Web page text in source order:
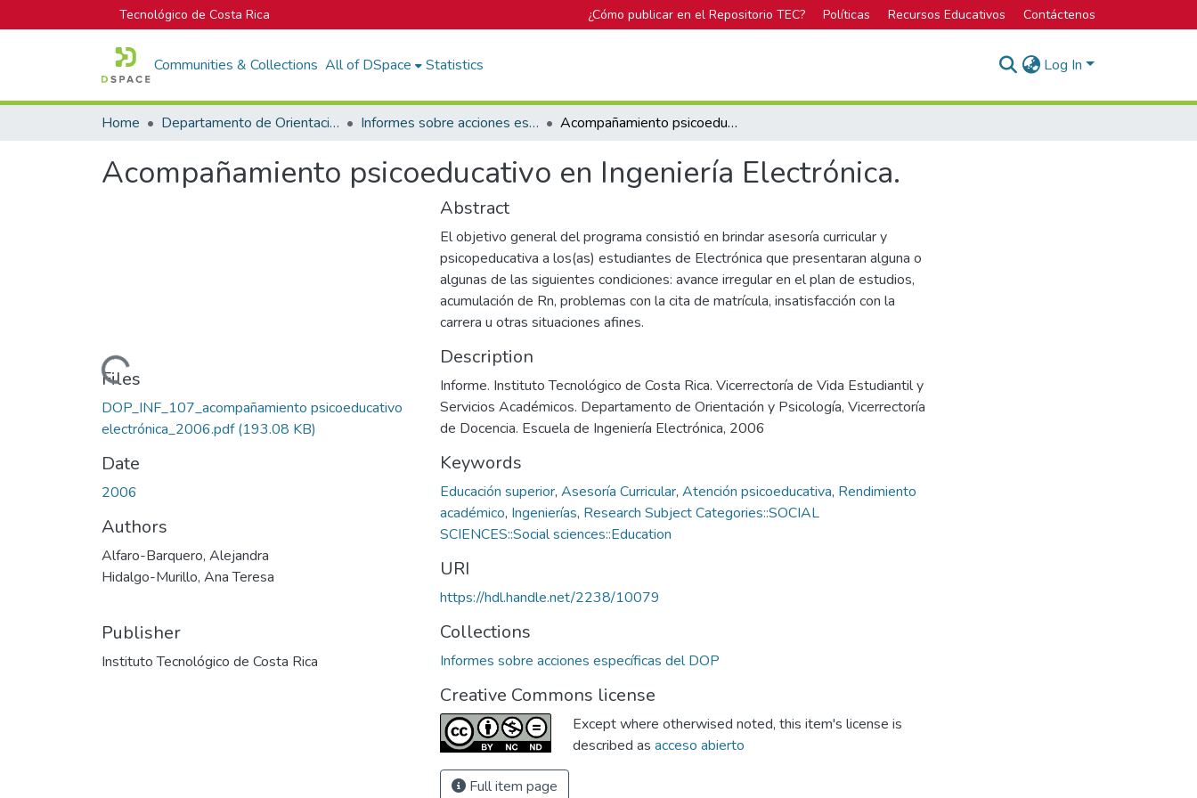
Tecnológico de Costa Rica ¿Cómo publicar en el Repositorio TEC? Políticas Recursos Educativos Contáctenos
Communities & Collections All of DSpace Statistics Log In
Home Departamento de Orientación y Psicología Informes sobre acciones específicas del DOP Acompañamiento psicoeducativo en Ingeniería Electrónica.
Acompañamiento psicoeducativo en Ingeniería Electrónica.
Loading...
Files
DOP_INF_107_acompañamiento psicoeducativo
electrónica_2006.pdf(193.08 KB)
Date
2006
Authors
Alfaro-Barquero, Alejandra
Hidalgo-Murillo, Ana Teresa
Publisher
Instituto Tecnológico de Costa Rica
Abstract
El objetivo general del programa consistió en brindar asesoría curricular y
psicopeducativa a los(as) estudiantes de Electrónica que presentaran alguna o
algunas de las siguientes condiciones: avance irregular en el plan de estudios,
acumulación de Rn, problemas con la cita de matrícula, insatisfacción con la
carrera u otras situaciones afines.
Description
Informe. Instituto Tecnológico de Costa Rica. Vicerrectoría de Vida Estudiantil y
Servicios Académicos. Departamento de Orientación y Psicología, Vicerrectoría
de Docencia. Escuela de Ingeniería Electrónica, 2006
Keywords
Educación superior, Asesoría Curricular, Atención psicoeducativa, Rendimiento
académico, Ingenierías, Research Subject Categories::SOCIAL
SCIENCES::Social sciences::Education
URI
https://hdl.handle.net/2238/10079
Collections
Informes sobre acciones específicas del DOP
Creative Commons license
Except where otherwised noted, this item's license is
described as acceso abierto
Full item page